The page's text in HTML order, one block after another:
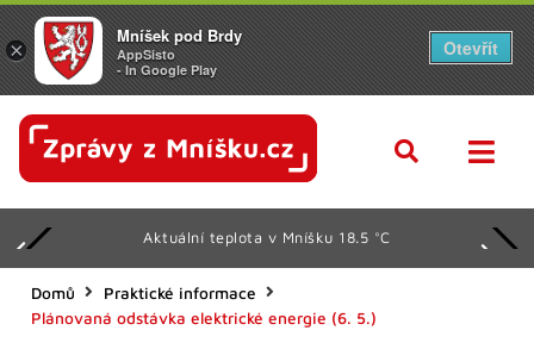
Aktuální teplota v Mníšku 18.5 °C
Domů
Praktické informace
Plánovaná odstávka elektrické energie (6. 5.)
×
Mníšek pod Brdy
AppSisto
- In Google Play
Otevřít